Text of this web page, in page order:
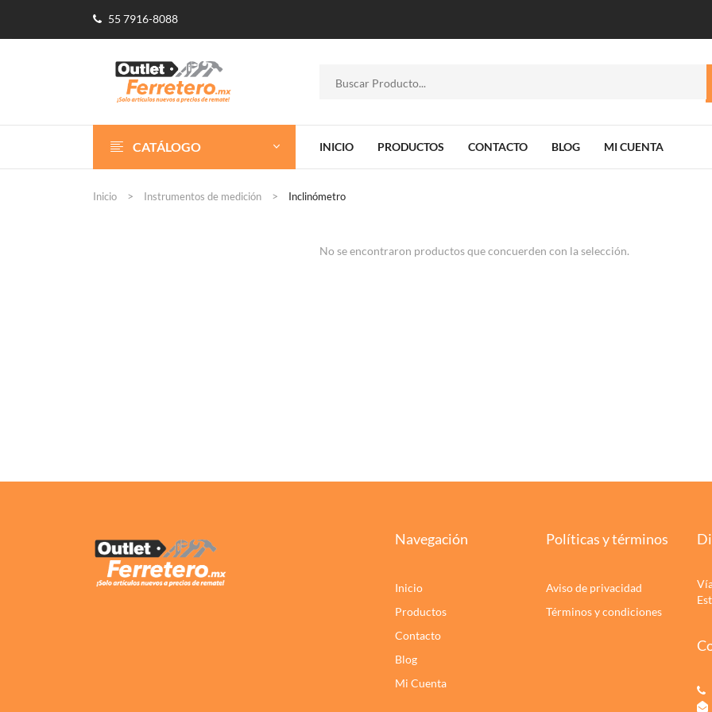
55 7916-8088
CATÁLOGO INICIO PRODUCTOS CONTACTO BLOG MI CUENTA
Inicio Instrumentos de medición Inclinómetro
No se encontraron productos que concuerden con la selección.
Navegación
Inicio
Productos
Contacto
Blog
Mi Cuenta
Políticas y términos
Aviso de privacidad
Términos y condiciones